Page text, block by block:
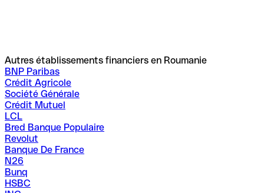
Autres établissements financiers en Roumanie
BNP Paribas
Crédit Agricole
Société Générale
Crédit Mutuel
LCL
Bred Banque Populaire
Revolut
Banque De France
N26
Bunq
HSBC